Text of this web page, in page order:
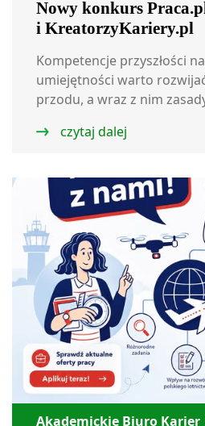
Nowy konkurs
i KreatorzyKariery.pl
Kompetencje przyszłości
umiejętności warto
przodu, a wraz z nim
czytaj dalej
Akademickie Biuro Karier